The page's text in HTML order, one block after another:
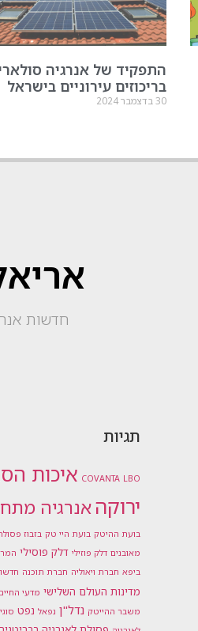
התפקיד של אנרגיה
בריכוזים עירוניים בישראל
30 בדצמבר 2024
חדשות
תגיות
COVANTA LBO איכות
ירוקהאנרגיה
בועת ההיטק בועת היי טק בזבוז
מאובנים דלק פוזילי דלק פוסילי
ביפא חברת ויאוליה חברת תוכנה
מדינות העולם השלישי מדעי
משבר ההייטק נדל"ן נפאל נפט